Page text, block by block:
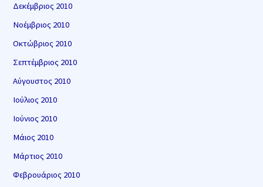
Δεκέμβριος 2010
Νοέμβριος 2010
Οκτώβριος 2010
Σεπτέμβριος 2010
Αύγουστος 2010
Ιούλιος 2010
Ιούνιος 2010
Μάιος 2010
Μάρτιος 2010
Φεβρουάριος 2010